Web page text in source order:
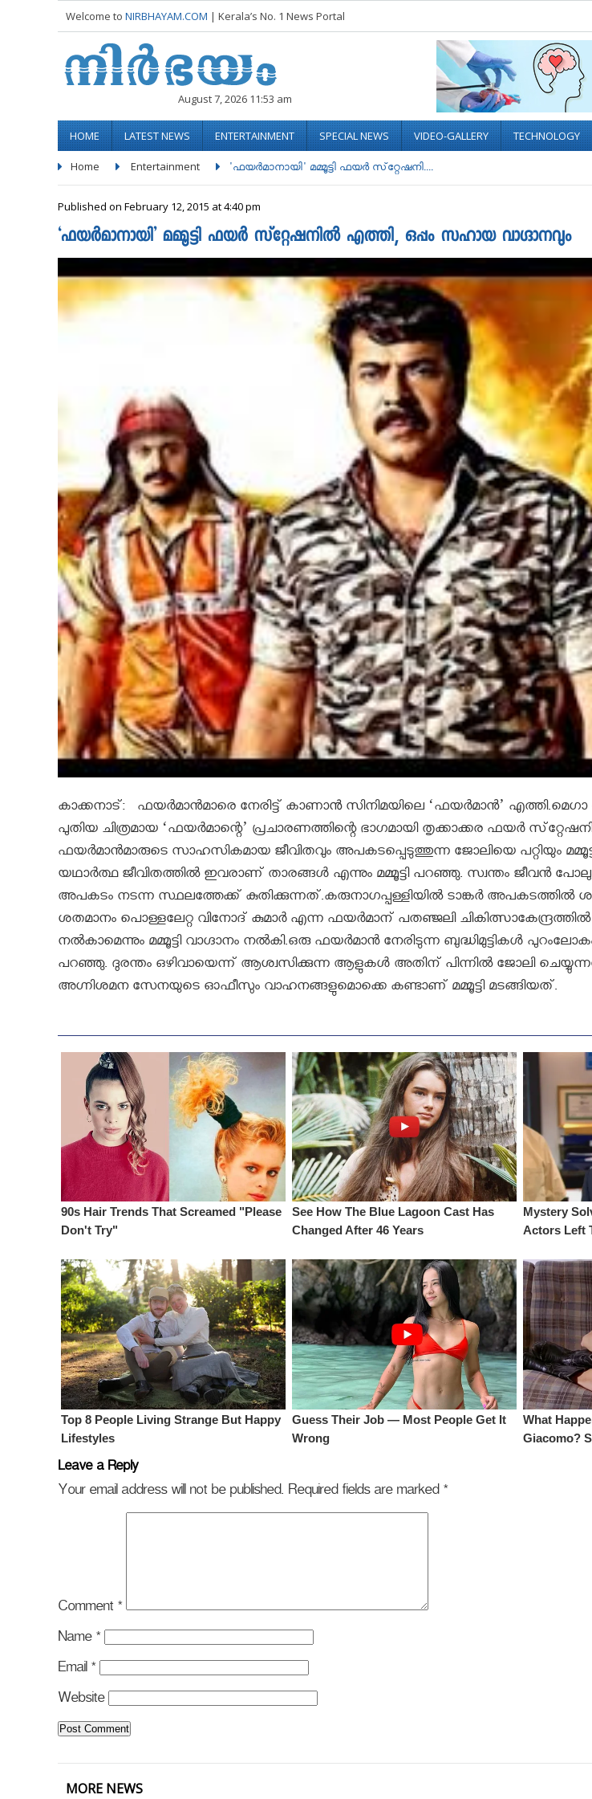
Welcome to NIRBHAYAM.COM | Kerala’s No. 1 News Portal
August 7, 2026 11:53 am
HOME LATEST NEWS ENTERTAINMENT SPECIAL NEWS VIDEO-GALLERY TECHNOLOGY
Home Entertainment 'ഫയര്‍മാനായി' മമ്മൂട്ടി ഫയര്‍ സ്‌റ്റേഷനി....
Published on February 12, 2015 at 4:40 pm
‘ഫയര്‍മാനായി’ മമ്മൂട്ടി ഫയര്‍ സ്‌റ്റേഷനില്‍ എത്തി, ഒപ്പം സഹായ വാഗ്ദാനവും
കാക്കനാട്: ഫയര്‍മാന്‍മാരെ നേരിട്ട് കാണാൻ സിനിമയിലെ ‘ഫയര്‍മാന്‍’ എത്തി.മെഗാ
പുതിയ ചിത്രമായ ‘ഫയര്‍മാന്റെ’ പ്രചാരണത്തിന്റെ ഭാഗമായി തൃക്കാക്കര ഫയര്‍
ഫയര്‍മാന്‍മാരുടെ സാഹസികമായ ജീവിതവും അപകടപ്പെടുത്തുന്ന ജോലിയെ പറ്റിയും മമ്മൂട്ടി
യഥാര്‍ത്ഥ ജീവിതത്തില്‍ ഇവരാണ് താരങ്ങള്‍ എന്നും മമ്മൂട്ടി പറഞ്ഞു. സ്വന്തം ജീവന്‍
അപകടം നടന്ന സ്ഥലത്തേക്ക് കുതിക്കുന്നത്.കരുനാഗപ്പള്ളിയില്‍ ടാങ്കര്‍ അപകടത്തില്‍
ശതമാനം പൊള്ളലേറ്റ വിനോദ് കുമാര്‍ എന്ന ഫയര്‍മാന് പതഞ്ജലി
നല്‍കാമെന്നും മമ്മൂട്ടി വാഗ്ദാനം നല്‍കി.ഒരു ഫയര്‍മാന്‍ നേരിടുന്ന ബുദ്ധിമുട്ടികള്‍ പുറംലോകം
പറഞ്ഞു. ദുരന്തം ഒഴിവായെന്ന് ആശ്വസിക്കുന്ന ആളുകള്‍ അതിന് പിന്നില്‍ ജോലി
അഗ്നിശമന സേനയുടെ ഓഫീസും വാഹനങ്ങളുമൊക്കെ കണ്ടാണ് മമ്മൂട്ടി മടങ്ങിയത്.
Leave a Reply
Your email address will not be published. Required fields are marked *
Comment *
Name *
Email *
Website
MORE NEWS